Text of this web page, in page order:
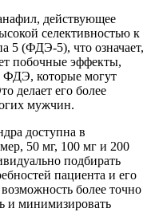
действующее
селективностью к
5 (ФДЭ-5), что означает,
побочные эффекты,
ФДЭ, которые могут
делает его более
мужчин.
доступна в
50 мг, 100 мг и 200
подбирать
пациента и его
более точно
и минимизировать